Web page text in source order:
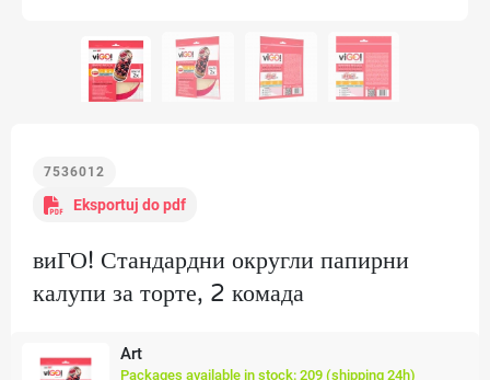
7536012
Eksportuj do pdf
виГО! Стандардни округли папирни
калупи за торте, 2 комада
Art
Packages available in stock: 209 (shipping 24h)